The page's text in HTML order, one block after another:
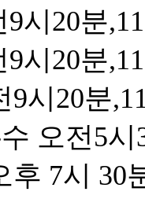
시20분
시20분
시20분
오전5
후 7시 30